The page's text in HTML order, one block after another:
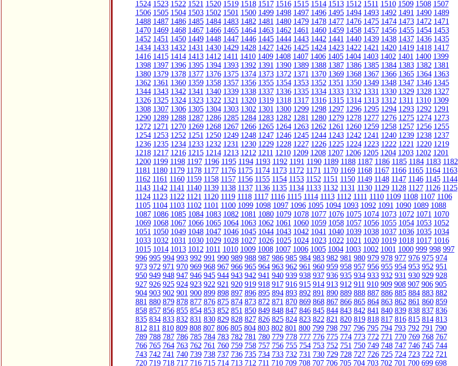
1524 1523 1522 1521 1520 1519 1518 1517 1516 1515 1514 1513 1512 1511 1510 1509 1508 1507
1506 1505 1504 1503 1502 1501 1500 1499 1498 1497 1496 1495 1494 1493 1492 1491 1490 1489
1488 1487 1486 1485 1484 1483 1482 1481 1480 1479 1478 1477 1476 1475 1474 1473 1472 1471
1470 1469 1468 1467 1466 1465 1464 1463 1462 1461 1460 1459 1458 1457 1456 1455 1454 1453
1452 1451 1450 1449 1448 1447 1446 1445 1444 1443 1442 1441 1440 1439 1438 1437 1436 1435
1434 1433 1432 1431 1430 1429 1428 1427 1426 1425 1424 1423 1422 1421 1420 1419 1418 1417
1416 1415 1414 1413 1412 1411 1410 1409 1408 1407 1406 1405 1404 1403 1402 1401 1400 1399
1398 1397 1396 1395 1394 1393 1392 1391 1390 1389 1388 1387 1386 1385 1384 1383 1382 1381
1380 1379 1378 1377 1376 1375 1374 1373 1372 1371 1370 1369 1368 1367 1366 1365 1364 1363
1362 1361 1360 1359 1358 1357 1356 1355 1354 1353 1352 1351 1350 1349 1348 1347 1346 1345
1344 1343 1342 1341 1340 1339 1338 1337 1336 1335 1334 1333 1332 1331 1330 1329 1328 1327
1326 1325 1324 1323 1322 1321 1320 1319 1318 1317 1316 1315 1314 1313 1312 1311 1310 1309
1308 1307 1306 1305 1304 1303 1302 1301 1300 1299 1298 1297 1296 1295 1294 1293 1292 1291
1290 1289 1288 1287 1286 1285 1284 1283 1282 1281 1280 1279 1278 1277 1276 1275 1274 1273
1272 1271 1270 1269 1268 1267 1266 1265 1264 1263 1262 1261 1260 1259 1258 1257 1256 1255
1254 1253 1252 1251 1250 1249 1248 1247 1246 1245 1244 1243 1242 1241 1240 1239 1238 1237
1236 1235 1234 1233 1232 1231 1230 1229 1228 1227 1226 1225 1224 1223 1222 1221 1220 1219
1218 1217 1216 1215 1214 1213 1212 1211 1210 1209 1208 1207 1206 1205 1204 1203 1202 1201
1200 1199 1198 1197 1196 1195 1194 1193 1192 1191 1190 1189 1188 1187 1186 1185 1184 1183 1182
1181 1180 1179 1178 1177 1176 1175 1174 1173 1172 1171 1170 1169 1168 1167 1166 1165 1164 1163
1162 1161 1160 1159 1158 1157 1156 1155 1154 1153 1152 1151 1150 1149 1148 1147 1146 1145 1144
1143 1142 1141 1140 1139 1138 1137 1136 1135 1134 1133 1132 1131 1130 1129 1128 1127 1126 1125
1124 1123 1122 1121 1120 1119 1118 1117 1116 1115 1114 1113 1112 1111 1110 1109 1108 1107 1106
1105 1104 1103 1102 1101 1100 1099 1098 1097 1096 1095 1094 1093 1092 1091 1090 1089 1088
1087 1086 1085 1084 1083 1082 1081 1080 1079 1078 1077 1076 1075 1074 1073 1072 1071 1070
1069 1068 1067 1066 1065 1064 1063 1062 1061 1060 1059 1058 1057 1056 1055 1054 1053 1052
1051 1050 1049 1048 1047 1046 1045 1044 1043 1042 1041 1040 1039 1038 1037 1036 1035 1034
1033 1032 1031 1030 1029 1028 1027 1026 1025 1024 1023 1022 1021 1020 1019 1018 1017 1016
1015 1014 1013 1012 1011 1010 1009 1008 1007 1006 1005 1004 1003 1002 1001 1000 999 998 997
996 995 994 993 992 991 990 989 988 987 986 985 984 983 982 981 980 979 978 977 976 975 974
973 972 971 970 969 968 967 966 965 964 963 962 961 960 959 958 957 956 955 954 953 952 951
950 949 948 947 946 945 944 943 942 941 940 939 938 937 936 935 934 933 932 931 930 929 928
927 926 925 924 923 922 921 920 919 918 917 916 915 914 913 912 911 910 909 908 907 906 905
904 903 902 901 900 899 898 897 896 895 894 893 892 891 890 889 888 887 886 885 884 883 882
881 880 879 878 877 876 875 874 873 872 871 870 869 868 867 866 865 864 863 862 861 860 859
858 857 856 855 854 853 852 851 850 849 848 847 846 845 844 843 842 841 840 839 838 837 836
835 834 833 832 831 830 829 828 827 826 825 824 823 822 821 820 819 818 817 816 815 814 813
812 811 810 809 808 807 806 805 804 803 802 801 800 799 798 797 796 795 794 793 792 791 790
789 788 787 786 785 784 783 782 781 780 779 778 777 776 775 774 773 772 771 770 769 768 767
766 765 764 763 762 761 760 759 758 757 756 755 754 753 752 751 750 749 748 747 746 745 744
743 742 741 740 739 738 737 736 735 734 733 732 731 730 729 728 727 726 725 724 723 722 721
720 719 718 717 716 715 714 713 712 711 710 709 708 707 706 705 704 703 702 701 700 699 698